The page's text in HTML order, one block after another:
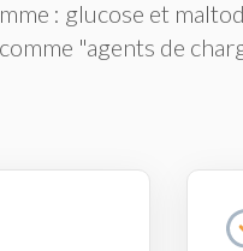
: glucose et
"agents de